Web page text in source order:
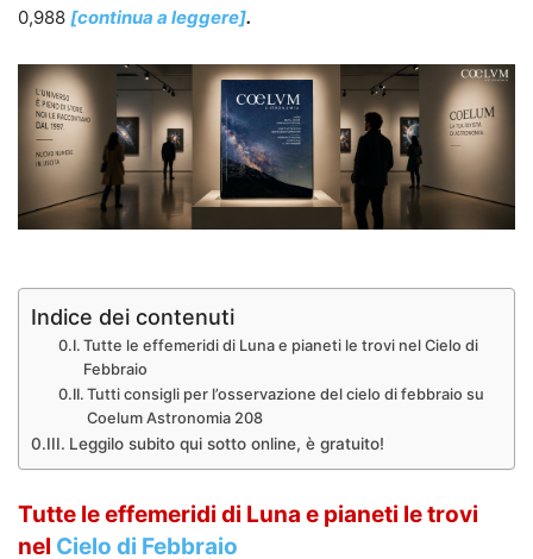
0,988 [continua a leggere].
Indice dei contenuti
Tutte le effemeridi di Luna e pianeti le trovi nel Cielo di
Febbraio
Tutti consigli per l’osservazione del cielo di febbraio su
Coelum Astronomia 208
Leggilo subito qui sotto online, è gratuito!
Tutte le effemeridi di Luna e pianeti le trovi
nel Cielo di Febbraio